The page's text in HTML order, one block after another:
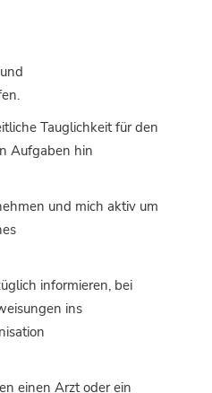
Tauglichkeit für den
Aufgaben hin
und mich aktiv um
informieren, bei
ins
einen Arzt oder ein